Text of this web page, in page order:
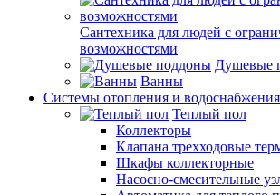
Сантехника для людей с
возможностями
Душевые
Ванны
Системы отопления и водоснабжения
Теплый пол
Коллекторы
Клапана трехходовые
Шкафы коллекторные
Насосно-смесительные